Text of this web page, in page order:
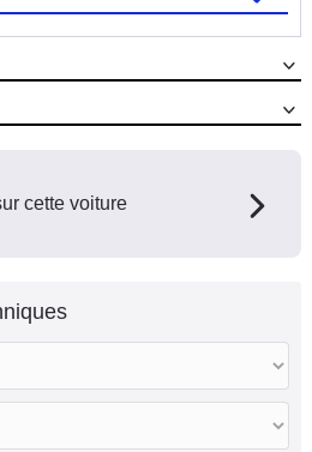
cette voiture